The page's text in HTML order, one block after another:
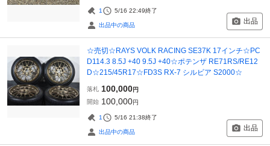
1 5/16 22:49終了
出品中の商品 出品
☆売切☆RAYS VOLK RACING SE37K 17インチ☆PC
D114.3 8.5J +40 9.5J +40☆ポテンザ RE71RS/RE12
D☆215/45R17☆FD3S RX-7 シルビア S2000☆
落札 100,000円
開始 100,000円
1 5/16 21:38終了
出品中の商品 出品